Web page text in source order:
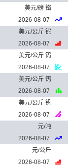
美元/磅 铬
2026-08-07
美元/公斤 铌
2026-08-07
美元/公斤 钨
2026-08-07
美元/公斤 钨
2026-08-07
美元/公斤 钒
2026-08-07
元/吨
2026-08-07
元/公斤
2026-08-07